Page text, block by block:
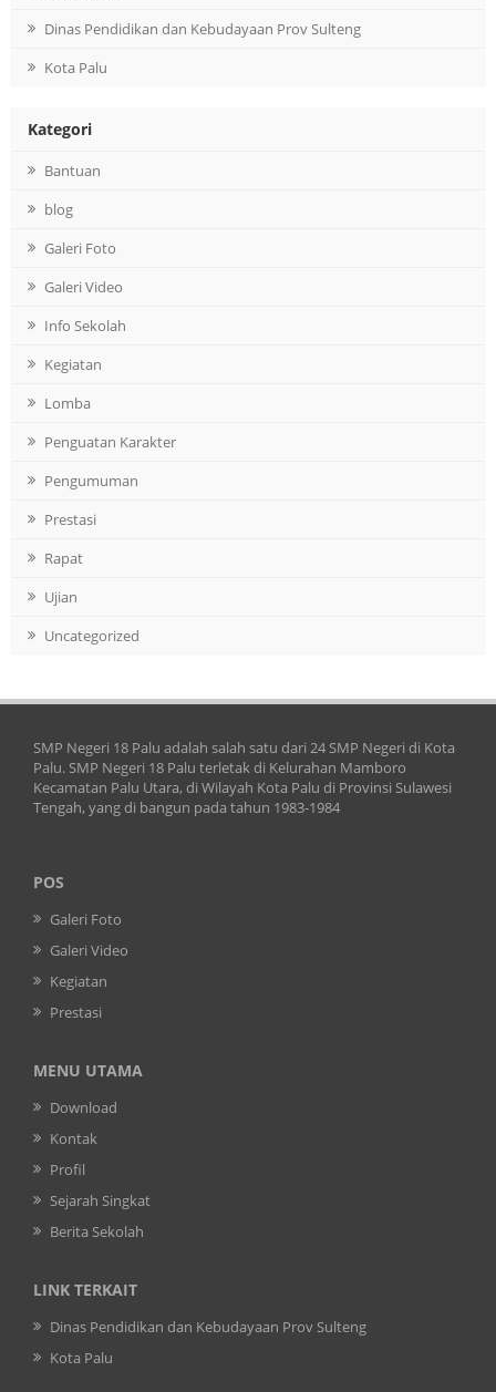
Dinas Pendidikan dan Kebudayaan Prov Sulteng
Kota Palu
Kategori
Bantuan
blog
Galeri Foto
Galeri Video
Info Sekolah
Kegiatan
Lomba
Penguatan Karakter
Pengumuman
Prestasi
Rapat
Ujian
Uncategorized
SMP Negeri 18 Palu adalah salah satu dari 24 SMP Negeri di Kota
Palu. SMP Negeri 18 Palu terletak di Kelurahan Mamboro
Kecamatan Palu Utara, di Wilayah Kota Palu di Provinsi Sulawesi
Tengah, yang di bangun pada tahun 1983-1984
POS
Galeri Foto
Galeri Video
Kegiatan
Prestasi
MENU UTAMA
Download
Kontak
Profil
Sejarah Singkat
Berita Sekolah
LINK TERKAIT
Dinas Pendidikan dan Kebudayaan Prov Sulteng
Kota Palu